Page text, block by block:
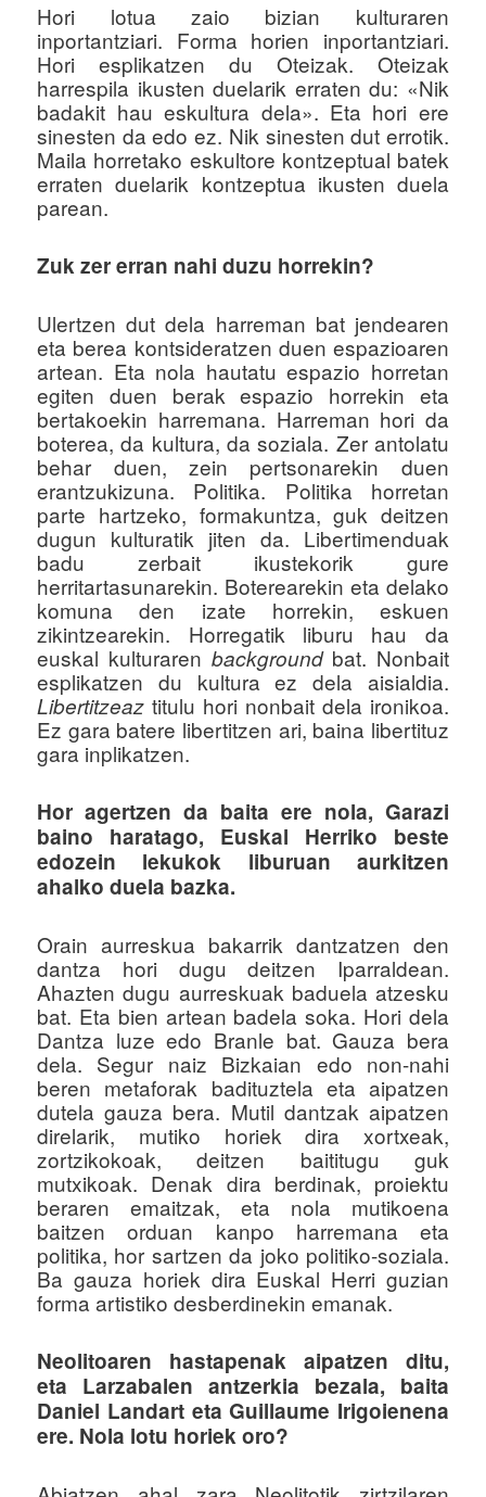
Hori lotua zaio bizian kulturaren
inportantziari. Forma horien inportantziari.
Hori esplikatzen du Oteizak. Oteizak
harrespila ikusten duelarik erraten du: «Nik
badakit hau eskultura dela». Eta hori ere
sinesten da edo ez. Nik sinesten dut errotik.
Maila horretako eskultore kontzeptual batek
erraten duelarik kontzeptua ikusten duela
parean.
Zuk zer erran nahi duzu horrekin?
Ulertzen dut dela harreman bat jendearen
eta berea kontsideratzen duen espazioaren
artean. Eta nola hautatu espazio horretan
egiten duen berak espazio horrekin eta
bertakoekin harremana. Harreman hori da
boterea, da kultura, da soziala. Zer antolatu
behar duen, zein pertsonarekin duen
erantzukizuna. Politika. Politika horretan
parte hartzeko, formakuntza, guk deitzen
dugun kulturatik jiten da. Libertimenduak
badu zerbait ikustekorik gure
herritartasunarekin. Boterearekin eta delako
komuna den izate horrekin, eskuen
zikintzearekin. Horregatik liburu hau da
euskal kulturaren backgroundbat. Nonbait
esplikatzen du kultura ez dela aisialdia.
Libertitzeaz titulu hori nonbait dela ironikoa.
Ez gara batere libertitzen ari, baina libertituz
gara inplikatzen.
Hor agertzen da baita ere nola, Garazi
baino haratago, Euskal Herriko beste
edozein lekukok liburuan aurkitzen
ahalko duela bazka.
Orain aurreskua bakarrik dantzatzen den
dantza hori dugu deitzen Iparraldean.
Ahazten dugu aurreskuak baduela atzesku
bat. Eta bien artean badela soka. Hori dela
Dantza luze edo Branle bat. Gauza bera
dela. Segur naiz Bizkaian edo non-nahi
beren metaforak badituztela eta aipatzen
dutela gauza bera. Mutil dantzak aipatzen
direlarik, mutiko horiek dira xortxeak,
zortzikokoak, deitzen baititugu guk
mutxikoak. Denak dira berdinak, proiektu
beraren emaitzak, eta nola mutikoena
baitzen orduan kanpo harremana eta
politika, hor sartzen da joko politiko-soziala.
Ba gauza horiek dira Euskal Herri guzian
forma artistiko desberdinekin emanak.
Neolitoaren hastapenak aipatzen ditu,
eta Larzabalen antzerkia bezala, baita
Daniel Landart eta Guillaume Irigoienena
ere. Nola lotu horiek oro?